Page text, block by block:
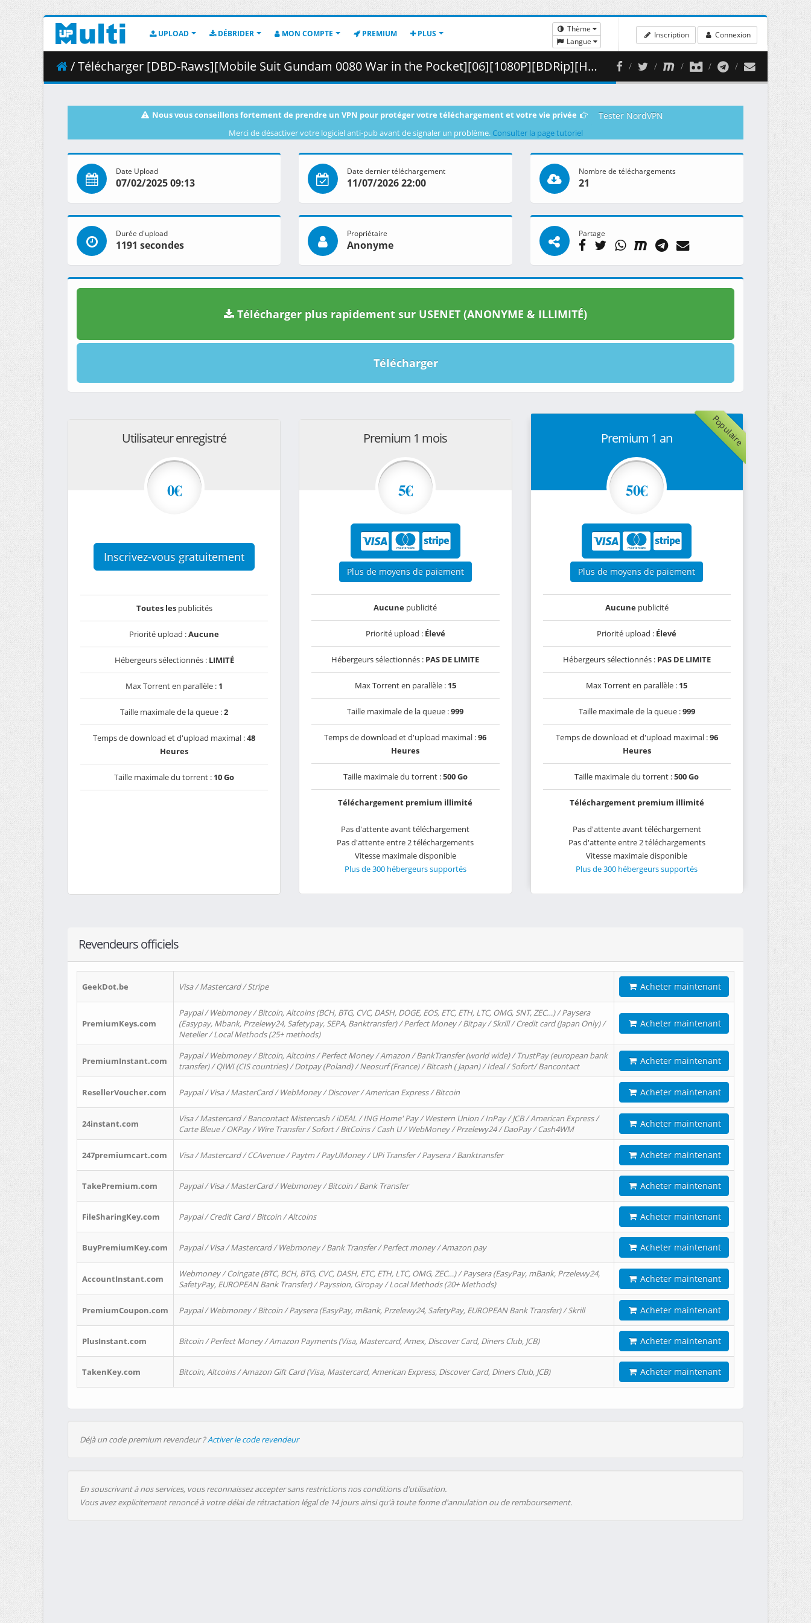
UPLOAD DÉBRIDER MON COMPTE PREMIUM PLUS
Thème
Langue
Inscription Connexion
/ Télécharger [DBD-Raws][Mobile Suit Gundam 0080 War in the Pocket][06][1080P][BDRip][HEVC-10bit][FLAC].mkv.002 ( 476.65 MB )
Nous vous conseillons fortement de prendre un VPN pour protéger votre téléchargement et votre vie privée Tester NordVPN
Merci de désactiver votre logiciel anti-pub avant de signaler un problème. Consulter la page tutoriel
Date Upload
07/02/2025 09:13
Date dernier téléchargement
11/07/2026 22:00
Nombre de téléchargements
21
Durée d'upload
1191 secondes
Propriétaire
Anonyme
Partage
Télécharger plus rapidement sur USENET (ANONYME & ILLIMITÉ)
Télécharger
Utilisateur enregistré
0€
Inscrivez-vous gratuitement
Toutes lespublicités
Priorité upload :Aucune
Hébergeurs sélectionnés : LIMITÉ
Max Torrent en parallèle : 1
Taille maximale de la queue :2
Temps de download et d'upload maximal :48
Heures
Taille maximale du torrent : 10 Go
Premium 1 mois
5€
Plus de moyens de paiement
Aucune publicité
Priorité upload : Élevé
Hébergeurs sélectionnés : PAS DE LIMITE
Max Torrent en parallèle : 15
Taille maximale de la queue :999
Temps de download et d'upload maximal :96
Heures
Taille maximale du torrent :500 Go
Téléchargement premium illimité
Pas d'attente avant téléchargement
Pas d'attente entre 2 téléchargements
Vitesse maximale disponible
Plus de 300 hébergeurs supportés
Populaire
Premium 1 an
50€
Plus de moyens de paiement
Aucunepublicité
Priorité upload : Élevé
Hébergeurs sélectionnés : PAS DE LIMITE
Max Torrent en parallèle : 15
Taille maximale de la queue :999
Temps de download et d'upload maximal :96
Heures
Taille maximale du torrent :500 Go
Téléchargement premium illimité
Pas d'attente avant téléchargement
Pas d'attente entre 2 téléchargements
Vitesse maximale disponible
Plus de 300 hébergeurs supportés
Revendeurs officiels
GeekDot.be Visa / Mastercard / Stripe Acheter maintenant
PremiumKeys.com
Paypal / Webmoney / Bitcoin, Altcoins (BCH, BTG, CVC, DASH, DOGE, EOS, ETC, ETH, LTC, OMG, SNT, ZEC…) / Paysera
(Easypay, Mbank, Przelewy24, Safetypay, SEPA, Banktransfer) / Perfect Money / Bitpay / Skrill / Credit card (Japan Only) /
Neteller / Local Methods (25+ methods)
Acheter maintenant
PremiumInstant.com
Paypal / Webmoney / Bitcoin, Altcoins / Perfect Money / Amazon / BankTransfer (world wide) / TrustPay (european bank
transfer) / QIWI (CIS countries) / Dotpay (Poland) / Neosurf (France) / Bitcash ( Japan) / Ideal / Sofort/ Bancontact
Acheter maintenant
ResellerVoucher.com Paypal / Visa / MasterCard / WebMoney / Discover / American Express / Bitcoin Acheter maintenant
24instant.com
Visa / Mastercard / Bancontact Mistercash / iDEAL / ING Home' Pay / Western Union / InPay / JCB / American Express /
Carte Bleue / OKPay / Wire Transfer / Sofort / BitCoins / Cash U / WebMoney / Przelewy24 / DaoPay / Cash4WM
Acheter maintenant
247premiumcart.com Visa / Mastercard / CCAvenue / Paytm / PayUMoney / UPi Transfer / Paysera / Banktransfer Acheter maintenant
TakePremium.com Paypal / Visa / MasterCard / Webmoney / Bitcoin / Bank Transfer Acheter maintenant
FileSharingKey.com Paypal / Credit Card / Bitcoin / Altcoins Acheter maintenant
BuyPremiumKey.com Paypal / Visa / Mastercard / Webmoney / Bank Transfer / Perfect money / Amazon pay Acheter maintenant
AccountInstant.com
Webmoney / Coingate (BTC, BCH, BTG, CVC, DASH, ETC, ETH, LTC, OMG, ZEC…) / Paysera (EasyPay, mBank, Przelewy24,
SafetyPay, EUROPEAN Bank Transfer) / Payssion, Giropay / Local Methods (20+ Methods)
Acheter maintenant
PremiumCoupon.com Paypal / Webmoney / Bitcoin / Paysera (EasyPay, mBank, Przelewy24, SafetyPay, EUROPEAN Bank Transfer) / Skrill Acheter maintenant
PlusInstant.com Bitcoin / Perfect Money / Amazon Payments (Visa, Mastercard, Amex, Discover Card, Diners Club, JCB) Acheter maintenant
TakenKey.com Bitcoin, Altcoins / Amazon Gift Card (Visa, Mastercard, American Express, Discover Card, Diners Club, JCB) Acheter maintenant
Déjà un code premium revendeur ?Activer le code revendeur
En souscrivant à nos services, vous reconnaissez accepter sans restrictions nos conditions d'utilisation.
Vous avez explicitement renoncé à votre délai de rétractation légal de 14 jours ainsi qu'à toute forme d'annulation ou de remboursement.